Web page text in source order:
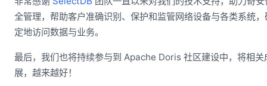
全管理，帮助客户准确识别、保护和监管网络设备与各类系统
定地访问数据与业务。
最后，我们也将持续参与到 Apache Doris 社区建设中，将相
展，越来越好！